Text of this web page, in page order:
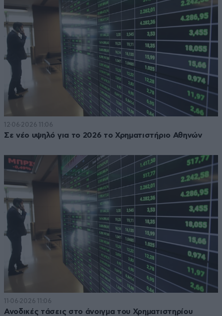
12·06·2026 11:06
Σε νέο υψηλό για το 2026 το Χρηματιστήριο Αθηνών
11·06·2026 11:06
Ανοδικές τάσεις στο άνοιγμα του Χρηματιστηρίου